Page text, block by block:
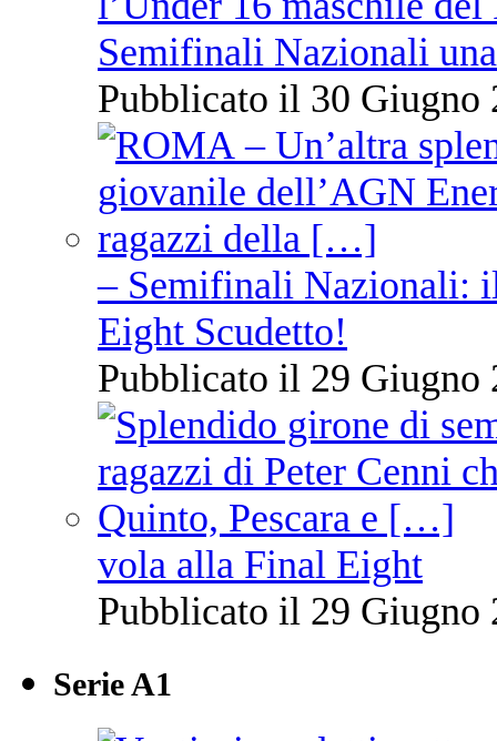
Semifinali Nazionali
Pubblicato il 30 Giugno
– Semifinali Nazionali:
Eight Scudetto!
Pubblicato il 29 Giugno
vola alla Final Eight
Pubblicato il 29 Giugno
Serie A1